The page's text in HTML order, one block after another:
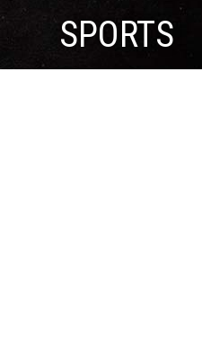
SPORTS